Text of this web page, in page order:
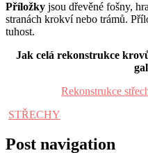
Příložky jsou dřevěné fošny,
stranách krokví nebo trámů.
tuhost.
Jak celá rekonstrukce
Rekonstrukce
STŘECHY
Post navigation